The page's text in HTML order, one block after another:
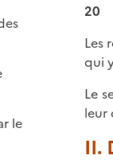
le
20
Les
qui
Le
leur
II.